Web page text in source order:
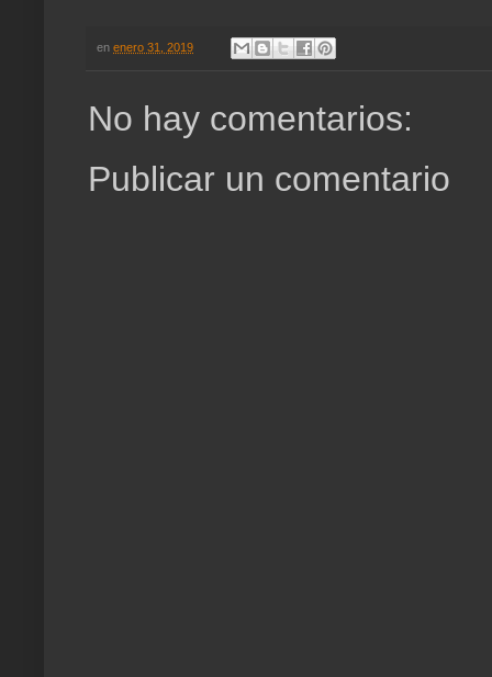
en enero 31, 2019
No hay comentarios:
Publicar un comentario